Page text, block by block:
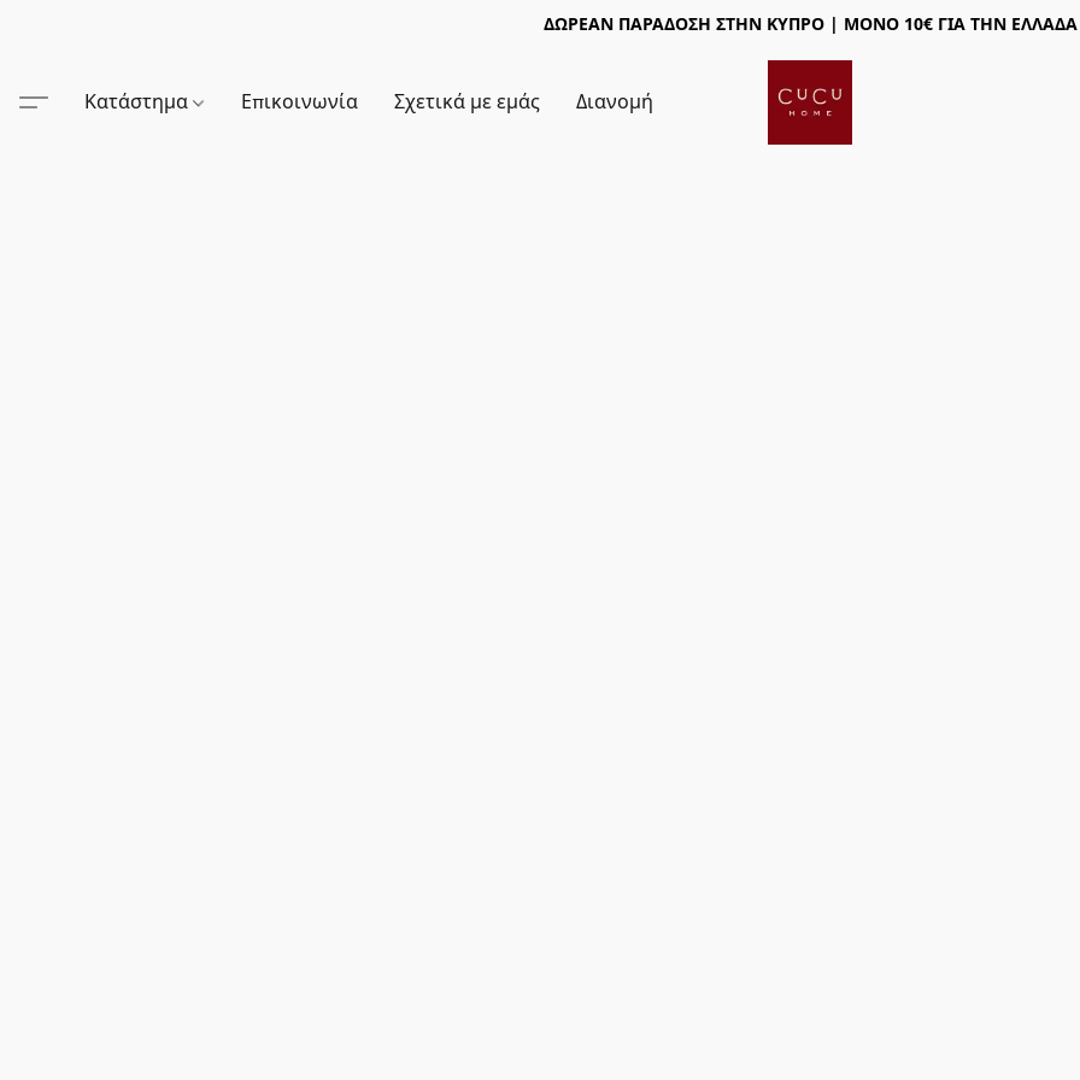
ΔΩΡΕΑΝ ΠΑΡΑΔΟΣΗ ΣΤΗΝ ΚΥΠΡΟ | ΜΟΝΟ 10€ ΓΙΑ ΤΗΝ ΕΛΛΑΔΑ
Κατάστημα Επικοινωνία Σχετικά με εμάς Διανομή